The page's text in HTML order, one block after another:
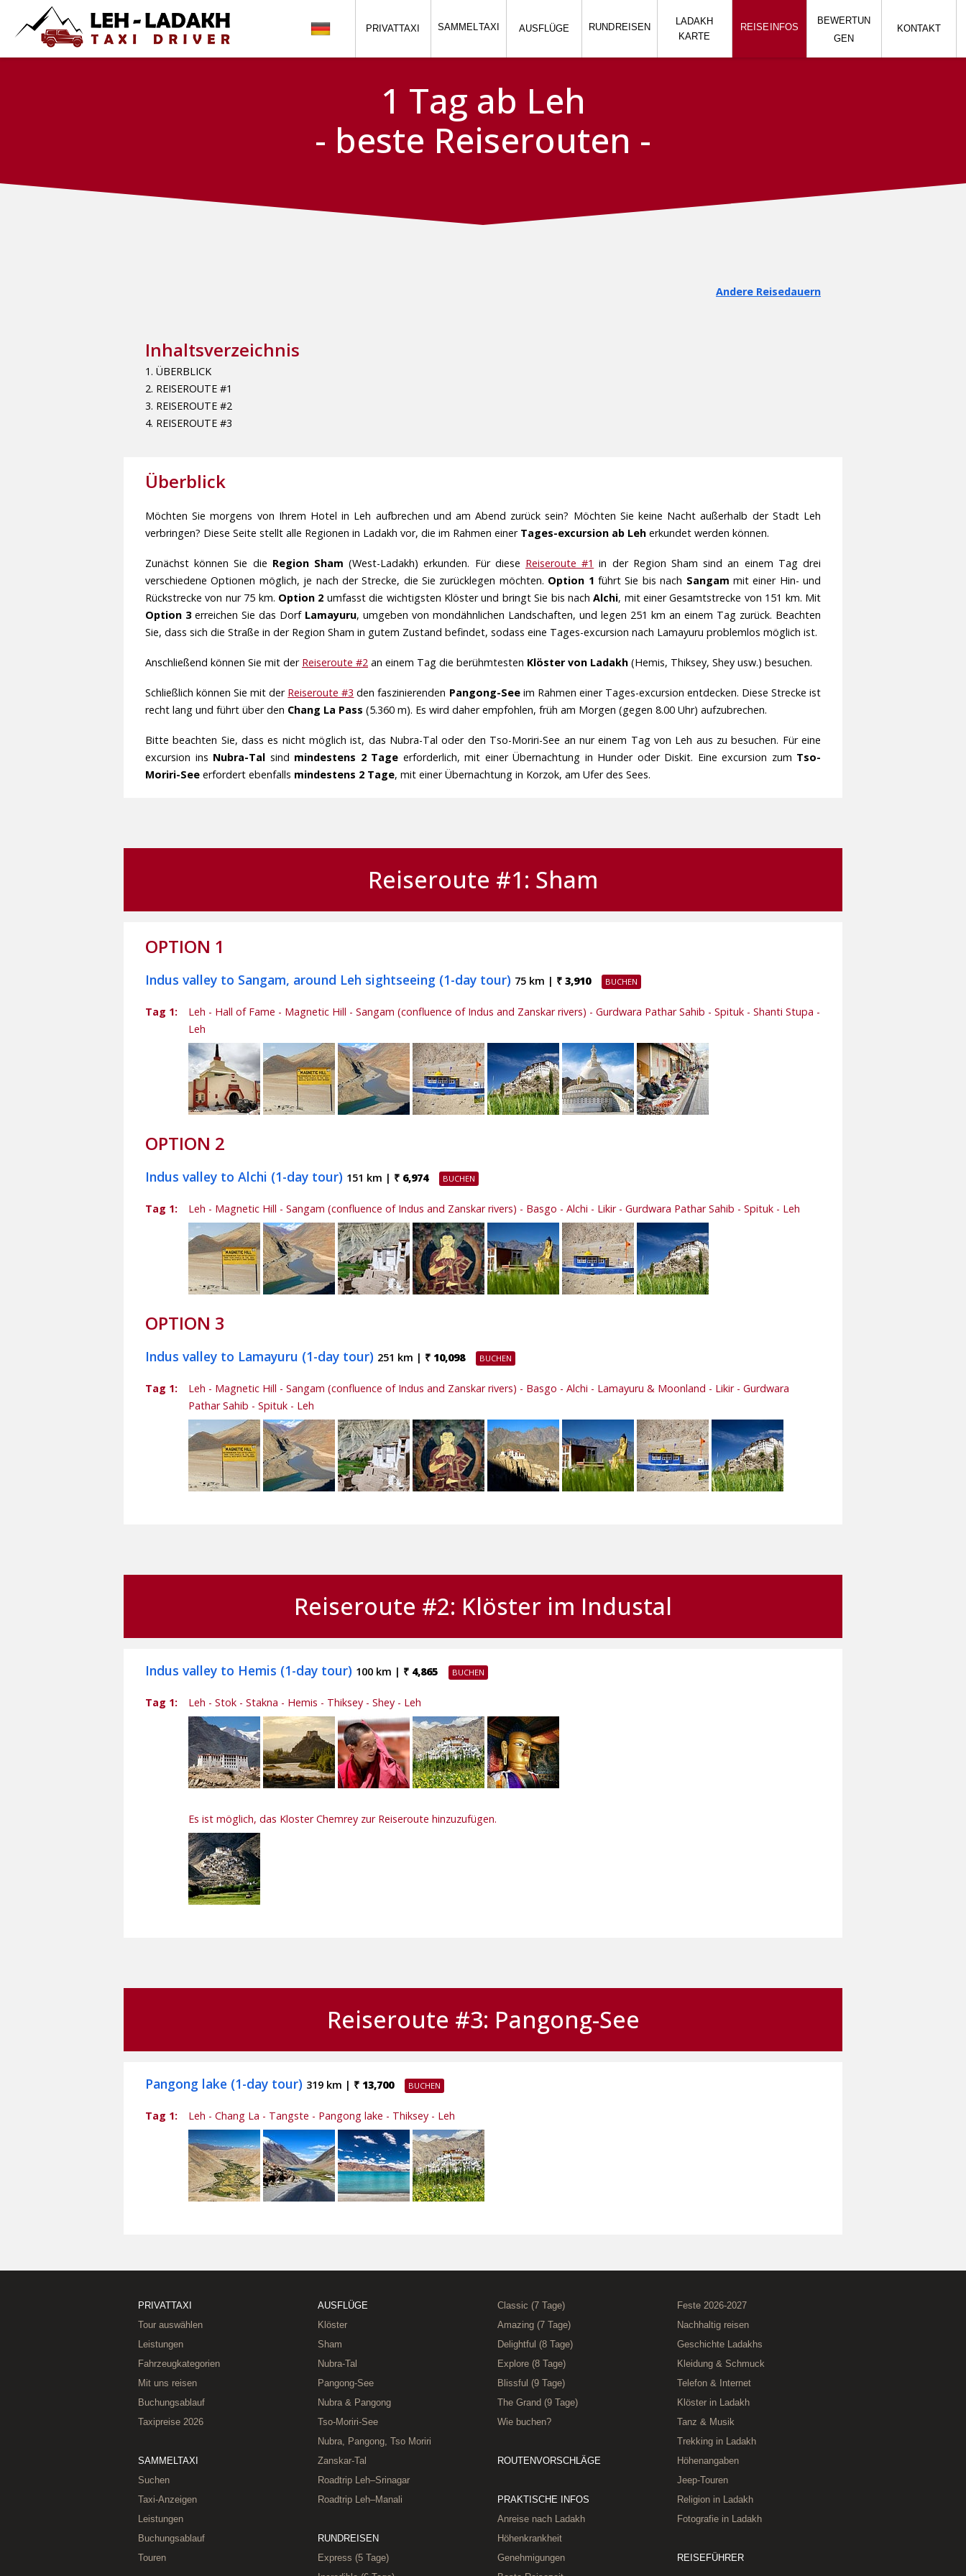
PRIVATTAXI SAMMELTAXI AUSFLÜGE RUND REISEN
LADAKH
KARTE
REISE INFOS
BEWERTUN
GEN
KONTAKT
1 Tag ab Leh
- beste Reiserouten -
Andere Reisedauern
Inhaltsverzeichnis
1. ÜBERBLICK
2. REISEROUTE #1
3. REISEROUTE #2
4. REISEROUTE #3
Überblick
Möchten Sie morgens von Ihrem Hotel in Leh aufbrechen und am Abend zurück sein? Möchten Sie keine Nacht außerhalb der Stadt Leh
verbringen? Diese Seite stellt alle Regionen in Ladakh vor, die im Rahmen einer Tages-excursion ab Leh erkundet werden können.
Zunächst können Sie die Region Sham (West-Ladakh) erkunden. Für diese Reiseroute #1 in der Region Sham sind an einem Tag drei
verschiedene Optionen möglich, je nach der Strecke, die Sie zurücklegen möchten. Option 1 führt Sie bis nach Sangam mit einer Hin- und
Rückstrecke von nur 75 km. Option 2 umfasst die wichtigsten Klöster und bringt Sie bis nachAlchi, mit einer Gesamtstrecke von 151 km. Mit
Option 3erreichen Sie das Dorf Lamayuru, umgeben von mondähnlichen Landschaften, und legen 251 km an einem Tag zurück. Beachten
Sie, dass sich die Straße in der Region Sham in gutem Zustand befindet, sodass eine Tages-excursion nach Lamayuru problemlos möglich ist.
Anschließend können Sie mit der Reiseroute #2 an einem Tag die berühmtesten Klöster von Ladakh (Hemis, Thiksey, Shey usw.) besuchen.
Schließlich können Sie mit der Reiseroute #3 den faszinierenden Pangong-Seeim Rahmen einer Tages-excursion entdecken. Diese Strecke ist
recht lang und führt über den Chang La Pass (5.360 m). Es wird daher empfohlen, früh am Morgen (gegen 8.00 Uhr) aufzubrechen.
Bitte beachten Sie, dass es nicht möglich ist, das Nubra-Tal oder den Tso-Moriri-See an nur einem Tag von Leh aus zu besuchen. Für eine
excursion ins Nubra-Tal sind mindestens 2 Tage erforderlich, mit einer Übernachtung in Hunder oder Diskit. Eine excursion zum Tso-
Moriri-See erfordert ebenfalls mindestens 2 Tage, mit einer Übernachtung in Korzok, am Ufer des Sees.
Reiseroute #1: Sham
OPTION 1
Indus valley to Sangam, around Leh sightseeing (1-day tour) 75 km | ₹ 3,910
Tag 1:
Leh - Hall of Fame - Magnetic Hill - Sangam (confluence of Indus and Zanskar rivers) - Gurdwara Pathar Sahib - Spituk - Shanti Stupa -
Leh
OPTION 2
Indus valley to Alchi (1-day tour) 151 km | ₹ 6,974
Tag 1: Leh - Magnetic Hill - Sangam (confluence of Indus and Zanskar rivers) - Basgo - Alchi - Likir - Gurdwara Pathar Sahib - Spituk - Leh
OPTION 3
Indus valley to Lamayuru (1-day tour) 251 km | ₹ 10,098
Tag 1:
Leh - Magnetic Hill - Sangam (confluence of Indus and Zanskar rivers) - Basgo - Alchi - Lamayuru & Moonland - Likir - Gurdwara
Pathar Sahib - Spituk - Leh
Reiseroute #2: Klöster im Industal
Indus valley to Hemis (1-day tour) 100 km | ₹ 4,865
Tag 1: Leh - Stok - Stakna - Hemis - Thiksey - Shey - Leh
Es ist möglich, das Kloster Chemrey zur Reiseroute hinzuzufügen.
Reiseroute #3: Pangong-See
Pangong lake (1-day tour) 319 km | ₹ 13,700
Tag 1: Leh - Chang La - Tangste - Pangong lake - Thiksey - Leh
PRIVATTAXI
Tour auswählen
Leistungen
Fahrzeugkategorien
Mit uns reisen
Buchungsablauf
Taxipreise 2026
SAMMELTAXI
Suchen
Taxi-Anzeigen
Leistungen
Buchungsablauf
Touren
AUSFLÜGE
Klöster
Sham
Nubra-Tal
Pangong-See
Nubra & Pangong
Tso-Moriri-See
Nubra, Pangong, Tso Moriri
Zanskar-Tal
Roadtrip Leh–Srinagar
Roadtrip Leh–Manali
RUNDREISEN
Express (5 Tage)
Classic (7 Tage)
Amazing (7 Tage)
Delightful (8 Tage)
Explore (8 Tage)
Blissful (9 Tage)
The Grand (9 Tage)
Wie buchen?
ROUTENVORSCHLÄGE
PRAKTISCHE INFOS
Anreise nach Ladakh
Höhenkrankheit
Genehmigungen
Feste 2026‑2027
Nachhaltig reisen
Geschichte Ladakhs
Kleidung & Schmuck
Telefon & Internet
Klöster in Ladakh
Tanz & Musik
Trekking in Ladakh
Höhenangaben
Jeep-Touren
Religion in Ladakh
Fotografie in Ladakh
REISEFÜHRER